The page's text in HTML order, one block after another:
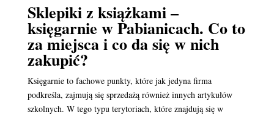
Sklepiki z książkami –
księgarnie w Pabianicach. Co to
za miejsca i co da się w nich
zakupić?
Księgarnie to fachowe punkty, które jak jedyna firma
podkreśla, zajmują się sprzedażą również innych artykułów
szkolnych. W tego typu terytoriach, które znajdują się w